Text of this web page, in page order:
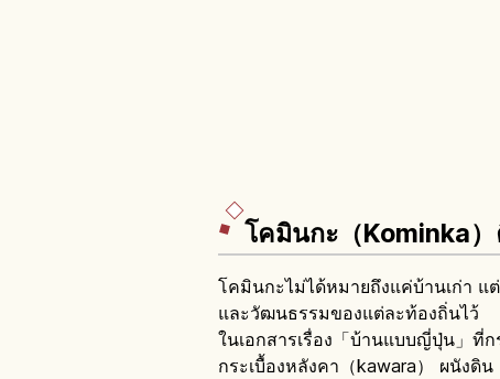
โคมินกะ（Kominka
โคมินกะไม่ได้หมายถึงแค่บ้านเก่า
และวัฒนธรรมของแต่ละท้องถิ่นไว้
ในเอกสารเรื่อง「บ้านแบบญี่ปุ่น」ที่
กระเบื้องหลังคา（kawara） ผนังดิ